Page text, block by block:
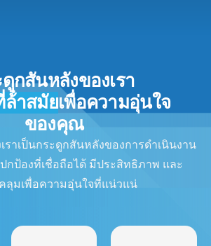
กสันหลังของเรา
าสมัยเพื่อความอุ่นใจ
ของคุณ
าเป็นกระดูกสันหลังของการดําเนินงาน
ป้องที่เชื่อถือได้ มีประสิทธิภาพ และ
ลุมเพื่อความอุ่นใจที่แน่วแน่